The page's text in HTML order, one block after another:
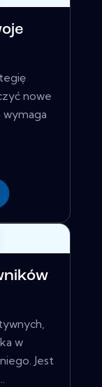
nowe
wymaga
w
Jest